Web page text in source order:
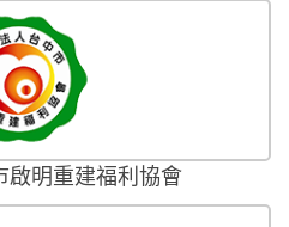
啟明重建福利協會